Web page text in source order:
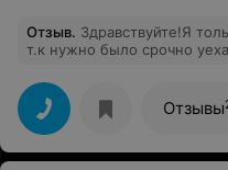
Отзыв. Здравствуйте!Я
т.к нужно было срочно
очаровательное лицо этого
душа.Также очень
поварам!У нас был
все приготовили по высшему
рекомендую
Отзывы